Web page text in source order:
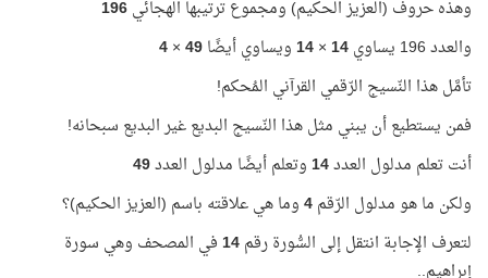
وهذه حروف (العزيز الحكيم) ومجموع ترتيبها الهجائي196
والعدد 196 يساوي
14
×
14ويساوي أيضًا49
×
4
تأمَّل هذا النّسيج الرّقمي القرآني المُحكم!
فمن يستطيع أن يبني مثل هذا النّسيج البديع غير البديع سبحانه!
أنت تعلم مدلول العدد14وتعلم أيضًا مدلول العدد49
ولكن ما هو مدلول الرّقم4وما هي علاقته باسم (العزيز الحكيم)؟
لتعرف الإجابة انتقل إلى السُّورة رقم14في المصحف وهي سورة
إبراهيم..